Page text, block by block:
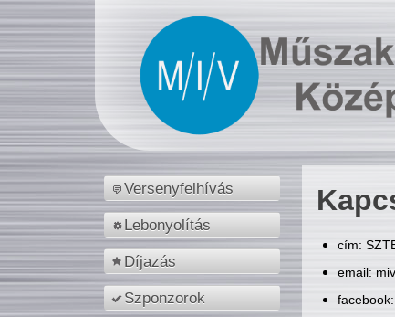
Versenyfelhívás
Lebonyolítás
Díjazás
Szponzorok
cím:
email:
facebook: